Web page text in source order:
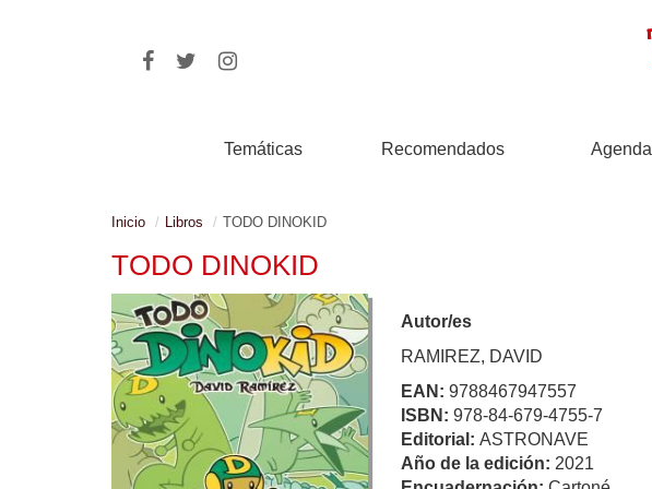
Temáticas Recomendados Agenda
Inicio Libros TODO DINOKID
TODO DINOKID
Autor/es
RAMIREZ, DAVID
EAN: 9788467947557
ISBN: 978-84-679-4755-7
Editorial: ASTRONAVE
Año de la edición: 2021